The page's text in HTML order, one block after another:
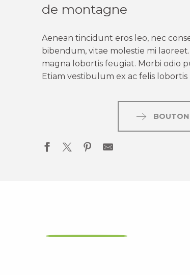
de montagne
Aenean tincidunt eros leo, nec
bibendum, vitae molestie mi
magna lobortis feugiat. Morbi odio
Etiam vestibulum ex ac felis lobortis
BOUTON